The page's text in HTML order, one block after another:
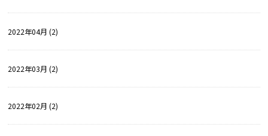
2022年04月 (2)
2022年03月 (2)
2022年02月 (2)